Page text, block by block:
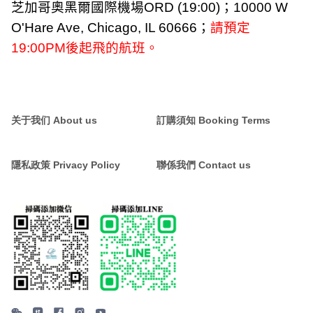
芝加哥奧黑爾國際機場ORD (19:00) ； 10000 W
O'Hare Ave, Chicago, IL 60666 ； 請預定
19:00PM後起飛的航班。
关于我们 About us 訂購須知 Booking Terms
隱私政策 Privacy Policy 聯係我們 Contact us